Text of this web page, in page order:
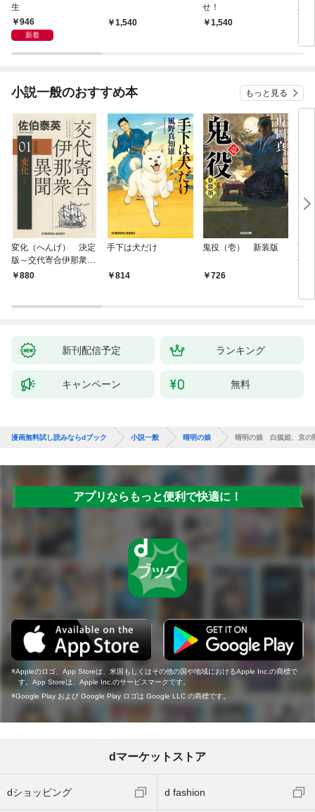
生
946
新着
1,540
せ！
1,540
工
小説一般のおすすめ本 もっと見る
変化（へんげ） 決定
版～交代寄合伊那衆異
聞（1）～
880
手下は犬だけ
814
鬼役（壱） 新装版
726
南
舟
新刊配信予定 ランキング
キャンペーン 無料
漫画無料試し読みならdブック 小説一般 晴明の娘 晴明の娘 白狐姫、京の
アプリならもっと便利で快適に！
Appleのロゴ、App Storeは、米国もしくはその他の国や地域におけるApple Inc.の商標で
す。App Storeは、Apple Inc.のサービスマークです。
Google Play および Google Play ロゴは Google LLC の商標です。
dマーケットストア
dショッピング d fashion